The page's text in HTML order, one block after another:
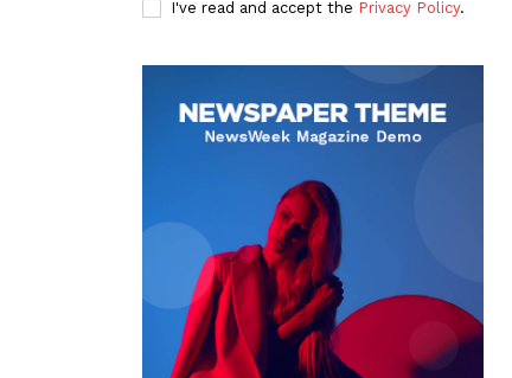
I've read and accept the Privacy Policy.